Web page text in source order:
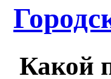
Какой